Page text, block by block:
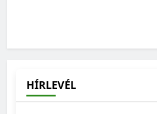
HÍRLEVÉL